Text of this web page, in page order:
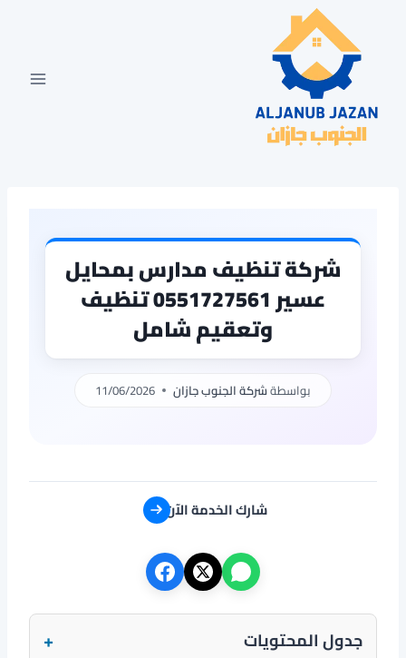
المحتوى
شركة تنظيف مدارس بمحايل
عسير 0551727561 تنظيف
وتعقيم شامل
بواسطةشركة الجنوب جازان 11/06/2026
شارك الخدمة الآن
جدول المحتويات +